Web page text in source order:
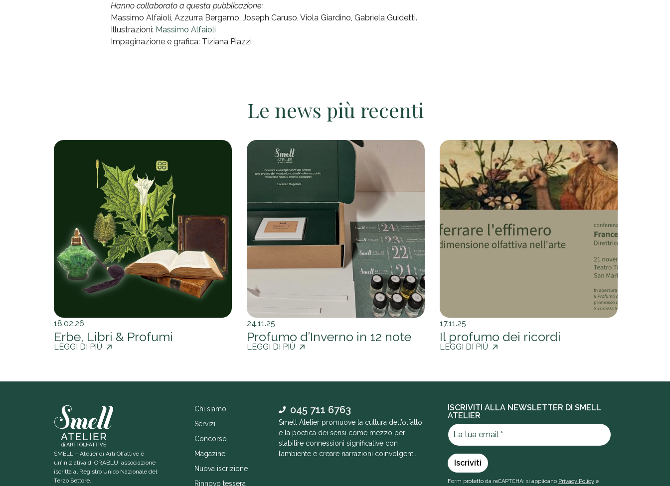
Hanno collaborato a questa pubblicazione:
Massimo Alfaioli, Azzurra Bergamo, Joseph Caruso, Viola Giardino, Gabriela Guidetti.
Illustrazioni: Massimo Alfaioli
Impaginazione e grafica: Tiziana Piazzi
Le news più recenti
18.02.26
Erbe, Libri & Profumi
LEGGI DI PIÙ
24.11.25
Profumo d’Inverno in 12 note
LEGGI DI PIÙ
17.11.25
Il profumo dei ricordi
LEGGI DI PIÙ
SMELL – Atelier di Arti Olfattive è
un’iniziativa di ORABLU, associazione
iscritta al Registro Unico Nazionale del
Terzo Settore.
Chi siamo
Servizi
Concorso
Magazine
Nuova iscrizione
Rinnovo tessera
045 711 6763
Smell Atelier promuove la cultura dell’olfatto
e la poetica dei sensi come mezzo per
stabilire connessioni significative con
l’ambiente e creare narrazioni coinvolgenti.
ISCRIVITI ALLA NEWSLETTER DI SMELL
ATELIER
Form protetto da reCAPTCHA: si applicano Privacy Policye